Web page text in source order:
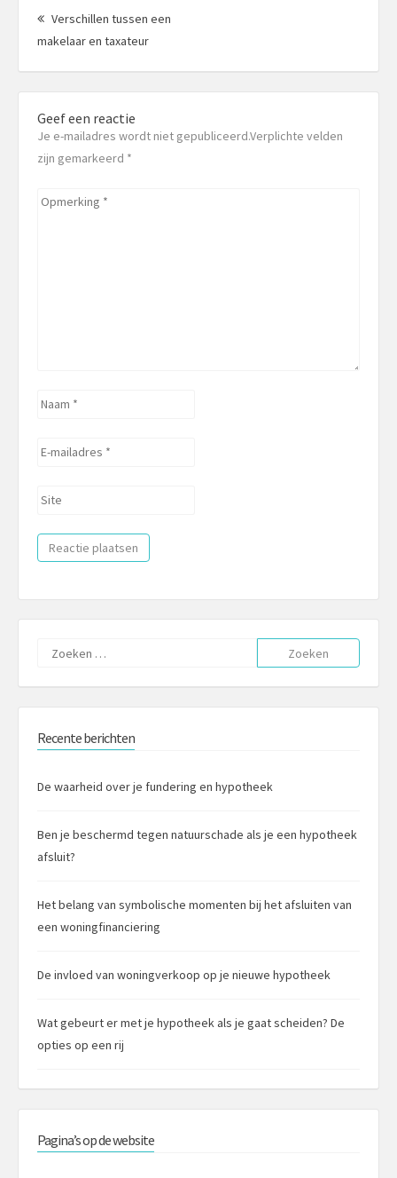
Verschillen tussen een
makelaar en taxateurVorig
Geef een reactie
Je e-mailadres wordt niet gepubliceerd.Verplichte velden
zijn gemarkeerd *
Opmerking
Naam
E-
Site
Zoeken
naar:
Recente berichten
De waarheid over je fundering en hypotheek
Ben je beschermd tegen natuurschade als je een hypotheek
afsluit?
Het belang van symbolische momenten bij het afsluiten van
een woningfinanciering
De invloed van woningverkoop op je nieuwe hypotheek
Wat gebeurt er met je hypotheek als je gaat scheiden? De
opties op een rij
Pagina’s op de website